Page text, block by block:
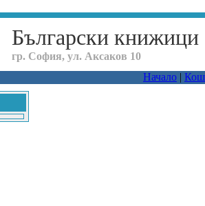
Български книжици
гр. София, ул. Аксаков 10
Начало |